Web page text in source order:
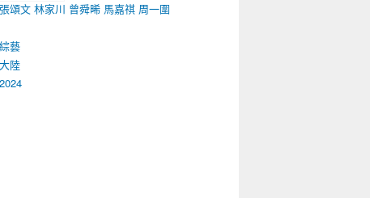
張頌文 林家川 曾舜晞 馬嘉祺 周一圍
綜藝
大陸
2024